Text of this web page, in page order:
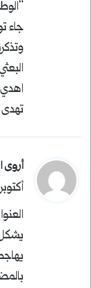
جاء
اهدي
ي
ق
و
ل
أروى
أكتوبر 4, 2023 الساعة